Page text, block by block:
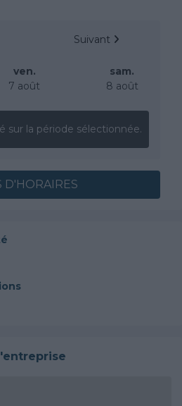
Suivant
ven.
7 août
sam.
8 août
sur la période sélectionnée.
D'HORAIRES